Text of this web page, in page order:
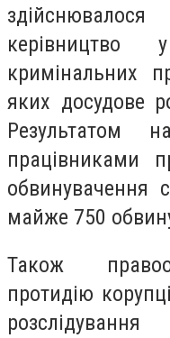
кримінальних
яких досудове
Результатом
працівниками
обвинувачення
майже 750
Також
протидію